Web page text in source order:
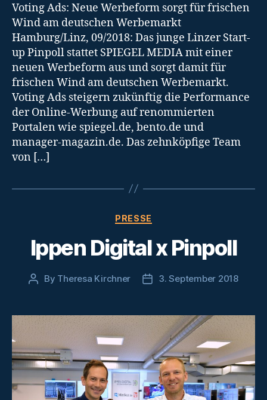
Voting Ads: Neue Werbeform sorgt für frischen
Wind am deutschen Werbemarkt
Hamburg/Linz, 09/2018: Das junge Linzer Start-
up Pinpoll stattet SPIEGEL MEDIA mit einer
neuen Werbeform aus und sorgt damit für
frischen Wind am deutschen Werbemarkt.
Voting Ads steigern zukünftig die Performance
der Online-Werbung auf renommierten
Portalen wie spiegel.de, bento.de und
manager-magazin.de. Das zehnköpfige Team
von […]
Categories
PRESSE
Ippen Digital x Pinpoll
Post
By Theresa Kirchner
Post3. September 2018